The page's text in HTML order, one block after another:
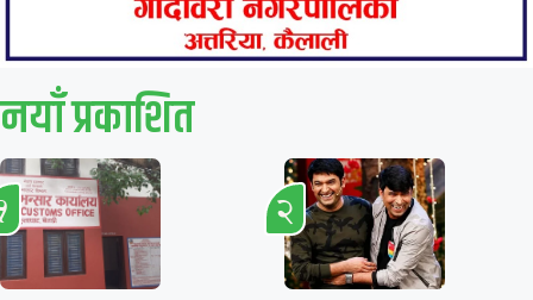
नयाँ प्रकाशित